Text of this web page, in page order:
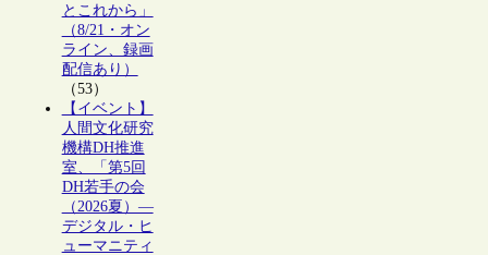
とこれから」
（8/21・オン
ライン、録画
配信あり）
（53）
【イベント】
人間文化研究
機構DH推進
室、「第5回
DH若手の会
（2026夏）―
デジタル・ヒ
ューマニティ